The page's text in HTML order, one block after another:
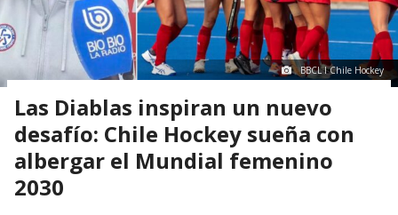
BBCL I Chile Hockey
Las Diablas inspiran un nuevo
desafío: Chile Hockey sueña con
albergar el Mundial femenino
2030